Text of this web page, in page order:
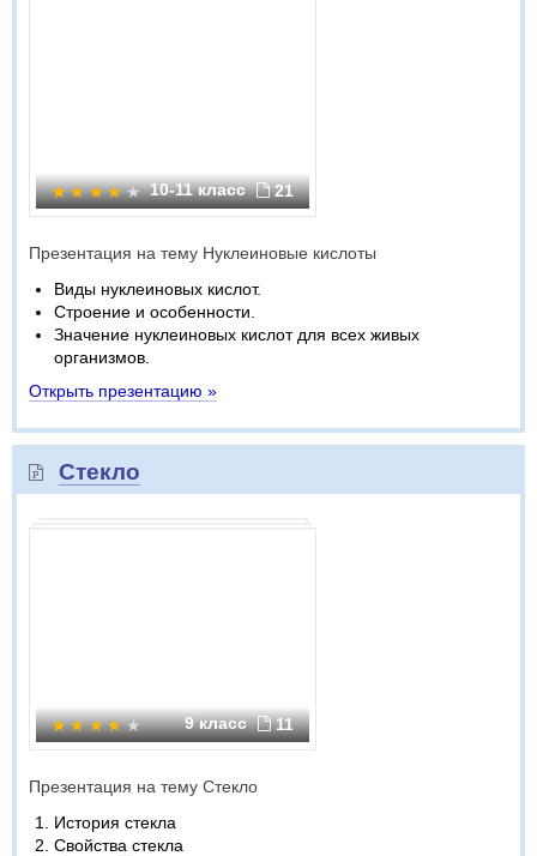
10-11 класс 21
Презентация на тему Нуклеиновые кислоты
Виды нуклеиновых кислот.
Строение и особенности.
Значение нуклеиновых кислот для всех живых
организмов.
Открыть презентацию »
Стекло
9 класс 11
Презентация на тему Стекло
История стекла
Свойства стекла